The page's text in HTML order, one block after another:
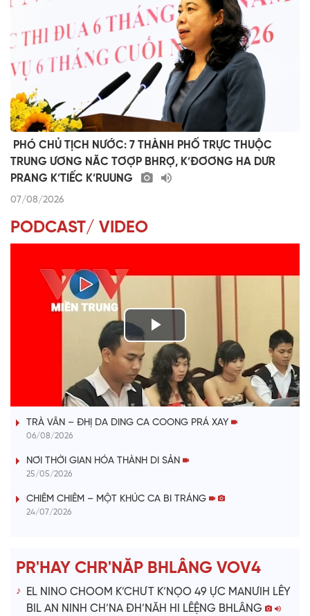
​ ​PHÓ CHỦ TỊCH NƯỚC: 7 THÀNH PHỐ TRỰC THUỘC
TRUNG ƯƠNG NĂC TƠỢP BHRỢ, K’ĐƠƠNG HA DƯR
PRANG K’TIẾC K’RUUNG
07/08/2026
PODCAST/ VIDEO
P
l
a
V
i
e
o
VÀI PHÚT DÀNH CHO QUẢNG BÁ
TRÀ VÂN – ĐHỊ DA DING CA COONG PRÁ XAY
06/08/2026
NƠI THỜI GIAN HÓA THÀNH DI SẢN
25/05/2026
CHIÊM CHIÊM – MỘT KHÚC CA BI TRÁNG
24/07/2026
PR'HAY CHR'NĂP BHLÂNG VOV4
EL NINO CHOOM K’CHƯT K’NỌO 49 ỰC MANƯIH LÊY
BIL AN NINH CH’NA ĐH’NĂH HI LÊỆNG BHLÂNG